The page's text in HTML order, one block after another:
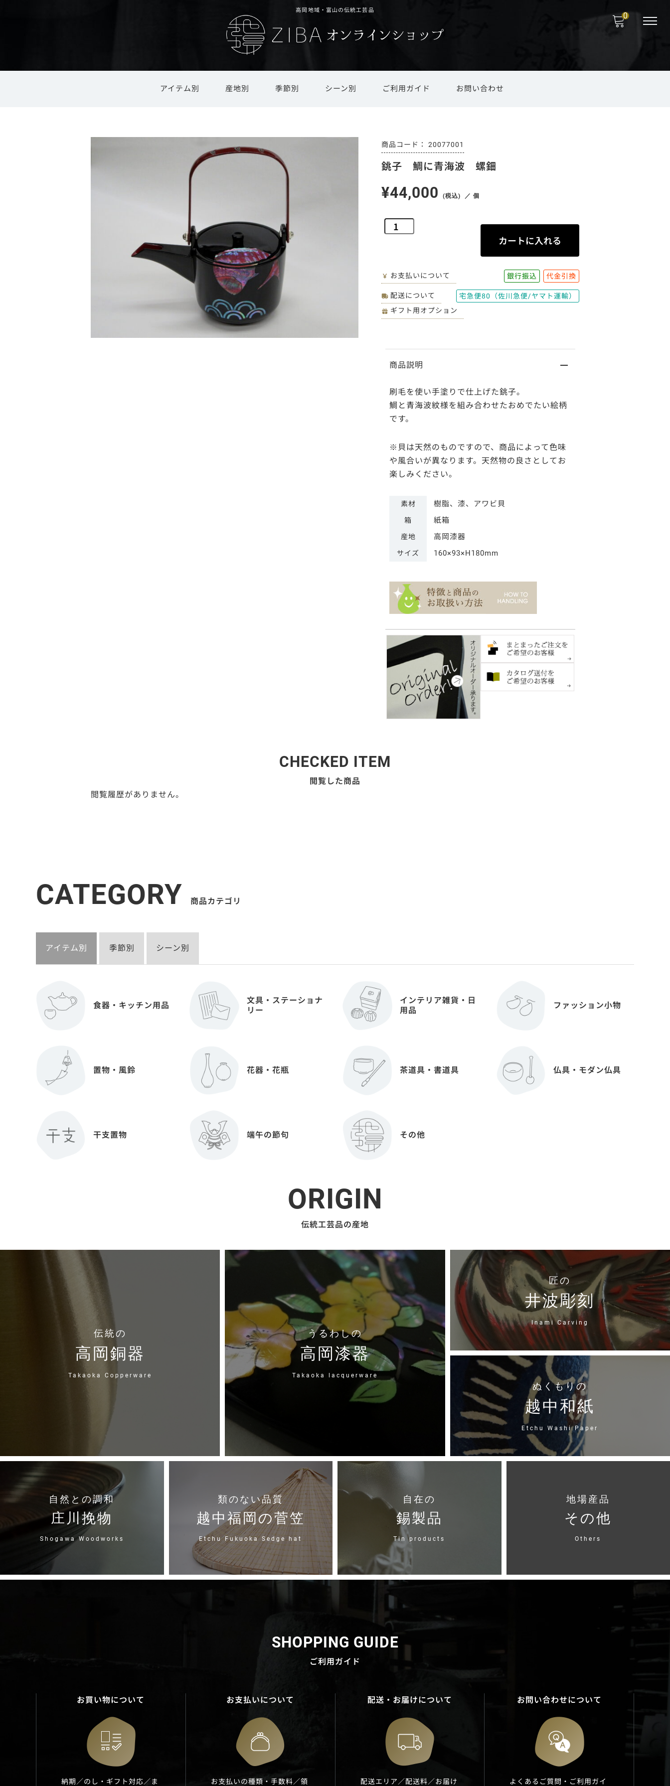
高岡地域・富山の伝統工芸品
アイテム別 産地別 季節別 シーン別 ご利用ガイド お問い合わせ
食器・キッチン用品 文具・ステーショナリー インテリア雑貨・日用品
花器・花瓶 茶道具・書道具 干支置物 端午の節句
高岡銅器 高岡漆器 井波彫刻 越中和紙
新春 春 夏
内祝い 結婚祝い 還暦祝い・長寿祝い 引越し祝い・新築祝い
法人ギフト ギフト用オプション
ご利用ガイド オリジナルオーダー ギフト対応
0
銚子 鯛に青海波 螺鈿
20077001
¥44,000(税込) ／ 個
お支払いについて 銀行振込 代金引換
配送について
宅急便80（佐川急便/ヤマト運輸）
ギフト用オプション
商品説明
刷毛を使い手塗りで仕上げた銚子。
鯛と青海波紋様を組み合わせたおめでたい絵柄
です。
※貝は天然のものですので、商品によって色味
や風合いが異なります。天然物の良さとしてお
楽しみください。
素材 樹脂、漆、アワビ貝
箱 紙箱
産地 高岡漆器
サイズ 160×93×H180mm
CHECKED ITEM
閲覧した商品
閲覧履歴がありません。
CATEGORY 商品カテゴリ
アイテム別 季節別 シーン別
食器・キッチン用品
文具・ステーショナ
リー
インテリア雑貨・日
用品
ファッション小物
置物・風鈴 花器・花瓶 茶道具・書道具 仏具・モダン仏具
干支置物 端午の節句 その他
ORIGIN
伝統工芸品の産地
伝統の
高岡銅器
Takaoka Copperware
うるわしの
高岡漆器
Takaoka lacquerware
匠の
井波彫刻
Inami Carving
ぬくもりの
越中和紙
Etchu Washi Paper
自然との調和
庄川挽物
Shogawa Woodworks
類のない品質
越中福岡の菅笠
Etchu Fukuoka Sedge hat
自在の
錫製品
Tin products
地場産品
その他
Others
SHOPPING GUIDE
ご利用ガイド
お買い物について
納期／のし・ギフト対応／ま
お支払いについて
お支払いの種類・手数料／領
配送・お届けについて
配送エリア／配送料／お届け
お問い合わせについて
よくあるご質問・ご利用ガイ